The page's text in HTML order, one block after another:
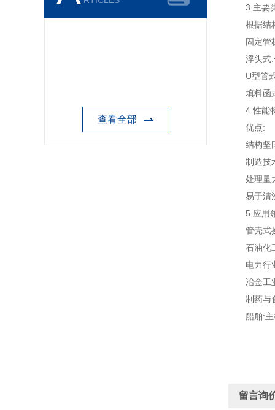
查看全部
3.主要
根据结构
固定管板
浮头式:一
U型管式:
填料函式:
4.性能
优点:
结构坚固
制造技术
处理量大
易于清洗
5.应用
管壳式换
石油化工:
电力行业:
冶金工业:
制药与食
船舶:主机
留言询